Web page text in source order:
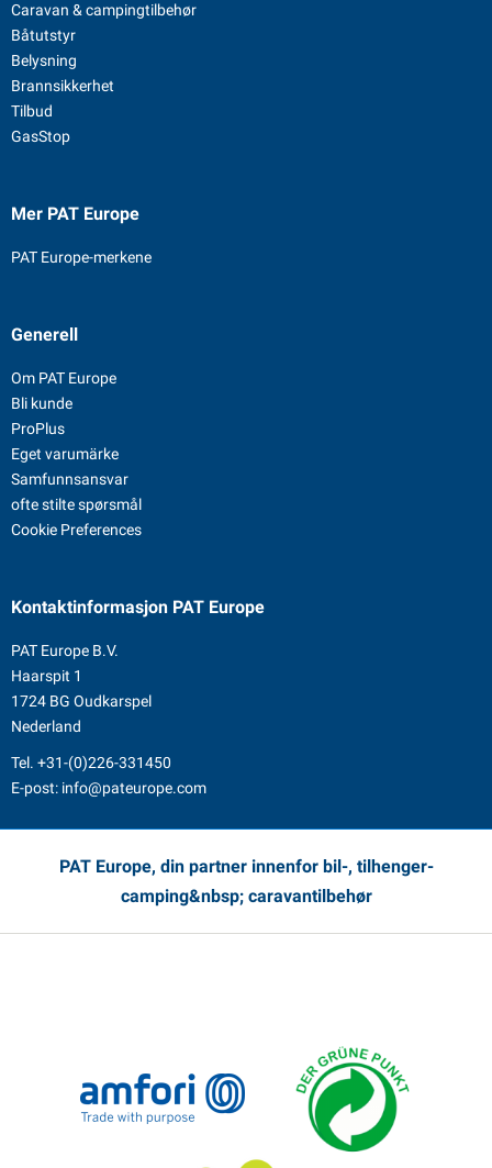
Caravan & campingtilbehør
Båtutstyr
Belysning
Brannsikkerhet
Tilbud
GasStop
Mer PAT Europe
PAT Europe-merkene
Generell
Om PAT Europe
Bli kunde
ProPlus
Eget varumärke
Samfunnsansvar
ofte stilte spørsmål
Cookie Preferences
Kontaktinformasjon PAT Europe
PAT Europe B.V.
Haarspit 1
1724 BG Oudkarspel
Nederland
Tel. +31-(0)226-331450
E-post: info@pateurope.com
PAT Europe, din partner innenfor bil-, tilhenger-
camping&nbsp; caravantilbehør